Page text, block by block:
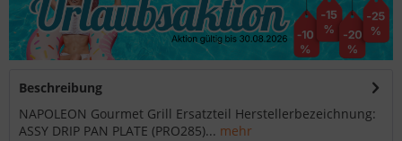
Beschreibung
NAPOLEON Gourmet Grill Ersatzteil Herstellerbezeichnung:
ASSY DRIP PAN PLATE (PRO285)... mehr